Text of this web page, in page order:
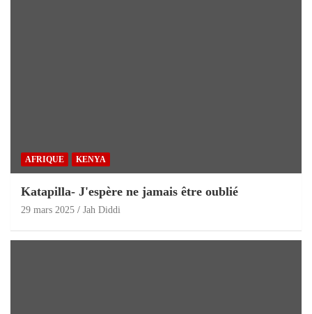
AFRIQUE KENYA
Katapilla- J'espère ne jamais être oublié
29 mars 2025 Jah Diddi